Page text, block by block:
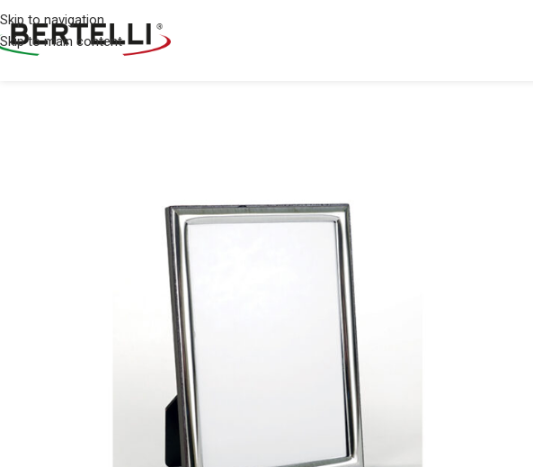
Skip to navigation
Skip to main content